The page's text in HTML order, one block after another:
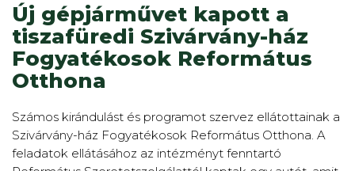
Új gépjárművet kapott a
tiszafüredi Szivárvány-ház
Fogyatékosok Református
Otthona
Számos kirándulást és programot szervez ellátottainak a
Szivárvány-ház Fogyatékosok Református Otthona. A
feladatok ellátásához az intézményt fenntartó